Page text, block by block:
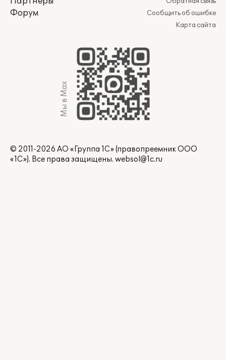
Форум
Сообщить об ошибке
Карта сайта
Мы в Max
© 2011-2026 АО «Группа 1С» (правопреемник ООО
«1С»). Все права защищены. websol@1c.ru